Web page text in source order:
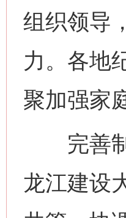
组织领导
力。各地
聚加强家
完善制
龙江建设